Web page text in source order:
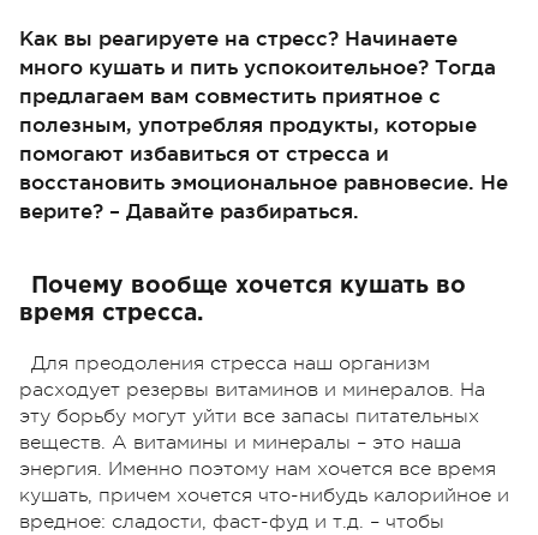
Как вы реагируете на стресс? Начинаете
много кушать и пить успокоительное? Тогда
предлагаем вам совместить приятное с
полезным, употребляя продукты, которые
помогают избавиться от стресса и
восстановить эмоциональное равновесие. Не
верите? – Давайте разбираться.
Почему вообще хочется кушать во
время стресса.
Для преодоления стресса наш организм
расходует резервы витаминов и минералов. На
эту борьбу могут уйти все запасы питательных
веществ. А витамины и минералы – это наша
энергия. Именно поэтому нам хочется все время
кушать, причем хочется что-нибудь калорийное и
вредное: сладости, фаст-фуд и т.д. – чтобы